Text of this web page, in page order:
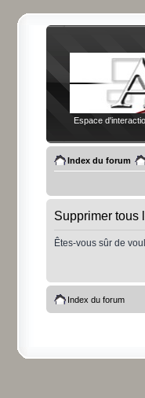
Espace
Index du forum
Supprimer tous
Êtes-vous sûr de
Index du forum